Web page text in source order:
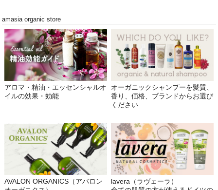
amasia organic store
アロマ・精油・エッセンシャルオ
イルの効果・効能
オーガニックシャンプーを髪質、
香り、価格、ブランドからお選び
ください
AVALON ORGANICS（アバロン
lavera（ラヴェーラ）